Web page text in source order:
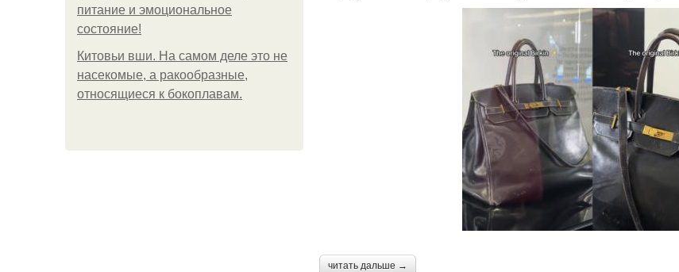
питание и эмоциональное
состояние!
Китовьи вши. На самом деле это не
насекомые, а ракообразные,
относящиеся к бокоплавам.
читать дальше →